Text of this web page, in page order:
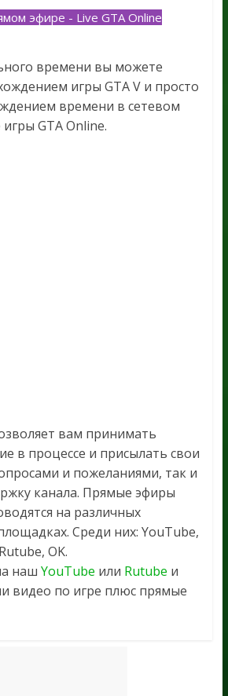
эфире - Live GTA Online
времени вы можете
игры GTA V и просто
времени в сетевом
GTA Online.
вам принимать
в процессе и присылать свои
и пожеланиями, так и
канала. Прямые эфиры
на различных
Среди них: YouTube,
OK.
наш YouTube или Rutube и
видео по игре плюс прямые